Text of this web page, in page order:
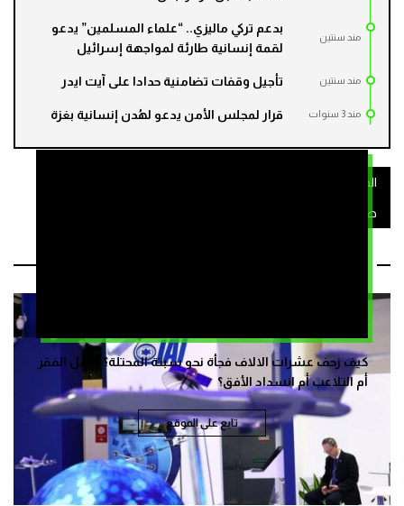
كيف زحف عشرات الالاف فجأة نحو سبتة المحتلة؟ بفعل الفقر
أم التلاعب أم انسداد الأفق؟
تابع على الموقع
مند سنتين
بدعم تركي ماليزي.. “علماء المسلمين” يدعو
لقمة إنسانية طارئة لمواجهة إسرائيل
مند سنتين تأجيل وقفات تضامنية حدادا على آيت ايدر
مند 3 سنوات قرار لمجلس الأمن يدعو لهُدن إنسانية بغزة
الحرب على غزة
طوفان الأقصى